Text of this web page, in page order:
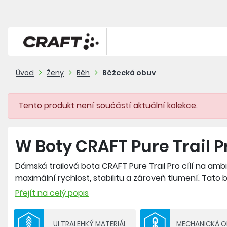
Úvod Ženy Běh Běžecká obuv
Tento produkt není součástí aktuální kolekce.
W Boty CRAFT Pure Trail
Dámská trailová bota CRAFT Pure Trail Pro cílí na
maximální rychlost, stabilitu a zároveň tlumení. Tato
Cr Foam Pro™. Ta kombinuje dusíkovou pěnu s
minimální váhy. Podešev vytvořená ve spolupráci se
Přejít na celý popis
ULTRALEHKÝ MATERIÁL MECHANICKÁ